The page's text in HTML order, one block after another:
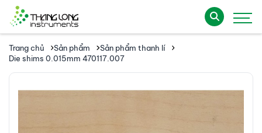
Trang chủ Sản phẩm
Sản phẩm thanh lí
Die shims 0.015mm 470117.007